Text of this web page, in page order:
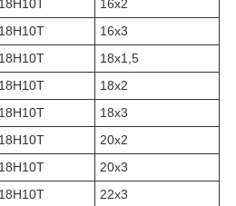
16х2
16х3
18х1,5
18х2
18х3
20х2
20х3
22х3